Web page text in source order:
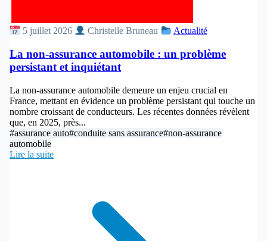
5 juillet 2026 Christelle Bruneau Actualité
La non-assurance automobile : un problème
persistant et inquiétant
La non-assurance automobile demeure un enjeu crucial en
France, mettant en évidence un problème persistant qui touche un
nombre croissant de conducteurs. Les récentes données révèlent
que, en 2025, près...
#assurance auto#conduite sans assurance#non-assurance
automobile
Lire la suite